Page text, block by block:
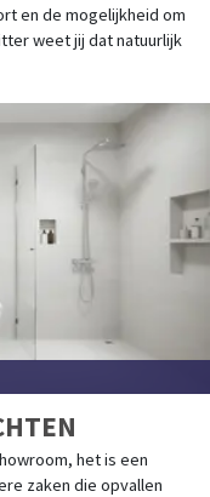
en de mogelijkheid om
weet jij dat natuurlijk
het is een
zaken die opvallen